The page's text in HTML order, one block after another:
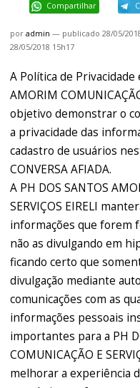
Compartilhar
poradmin — publicado 28/05/
28/05/2018 15h17
A Política de Privacidade
AMORIM
objetivo demonstrar o
a privacidade das
cadastro de usuários
CONVERSA AFIADA.
A PH DOS SANTOS
SERVIÇOS EIRELI
informações que forem
não as divulgando em
ficando certo que
divulgação mediante
comunicações com as
informações pessoais
importantes para a PH
COMUNICAÇÃO E
melhorar a experiência